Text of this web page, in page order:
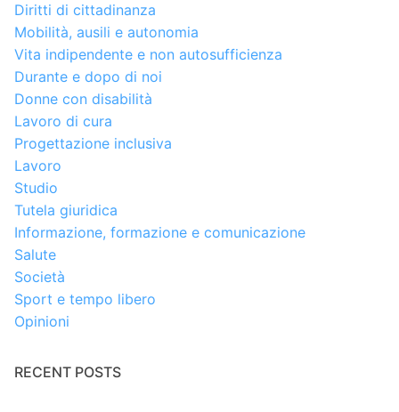
Diritti di cittadinanza
Mobilità, ausili e autonomia
Vita indipendente e non autosufficienza
Durante e dopo di noi
Donne con disabilità
Lavoro di cura
Progettazione inclusiva
Lavoro
Studio
Tutela giuridica
Informazione, formazione e comunicazione
Salute
Società
Sport e tempo libero
Opinioni
RECENT POSTS